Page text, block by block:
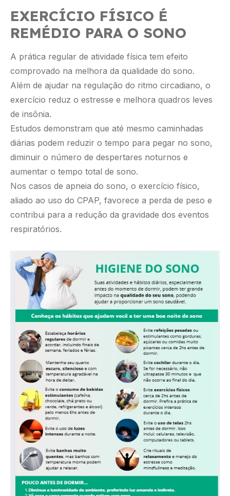
EXERCÍCIO FÍSICO É
REMÉDIO PARA O SONO
A prática regular de atividade física tem efeito
comprovado na melhora da qualidade do sono.
Além de ajudar na regulação do ritmo circadiano, o
exercício reduz o estresse e melhora quadros leves
de insônia.
Estudos demonstram que até mesmo caminhadas
diárias podem reduzir o tempo para pegar no sono,
diminuir o número de despertares noturnos e
aumentar o tempo total de sono.
Nos casos de apneia do sono, o exercício físico,
aliado ao uso do CPAP, favorece a perda de peso e
contribui para a redução da gravidade dos eventos
respiratórios.